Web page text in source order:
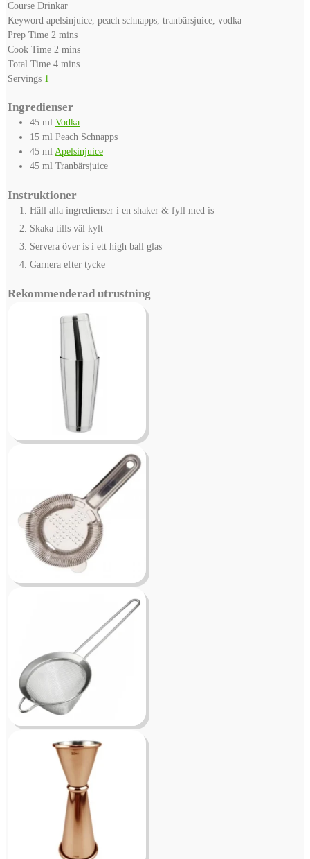
Course Drinkar
Keyword apelsinjuice, peach schnapps, tranbärsjuice, vodka
Prep Time 2 minutes
mins
Cook Time 2 minutes
mins
Total Time 4minutes
mins
Servings 1
Ingredienser
45 ml Vodka
15 ml Peach Schnapps
45 mlApelsinjuice
45 ml Tranbärsjuice
Instruktioner
Häll alla ingredienser i en shaker & fyll med is
Skaka tills väl kylt
Servera över is i ett high ball glas
Garnera efter tycke
Rekommenderad utrustning